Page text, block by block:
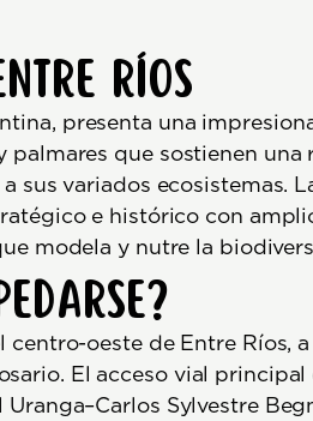
Ríos
presenta una
que sostienen
sus variados ecosistemas.
e histórico con
modela y nutre la
centro-oeste de Entre Ríos,
El acceso vial principal
Sylvestre